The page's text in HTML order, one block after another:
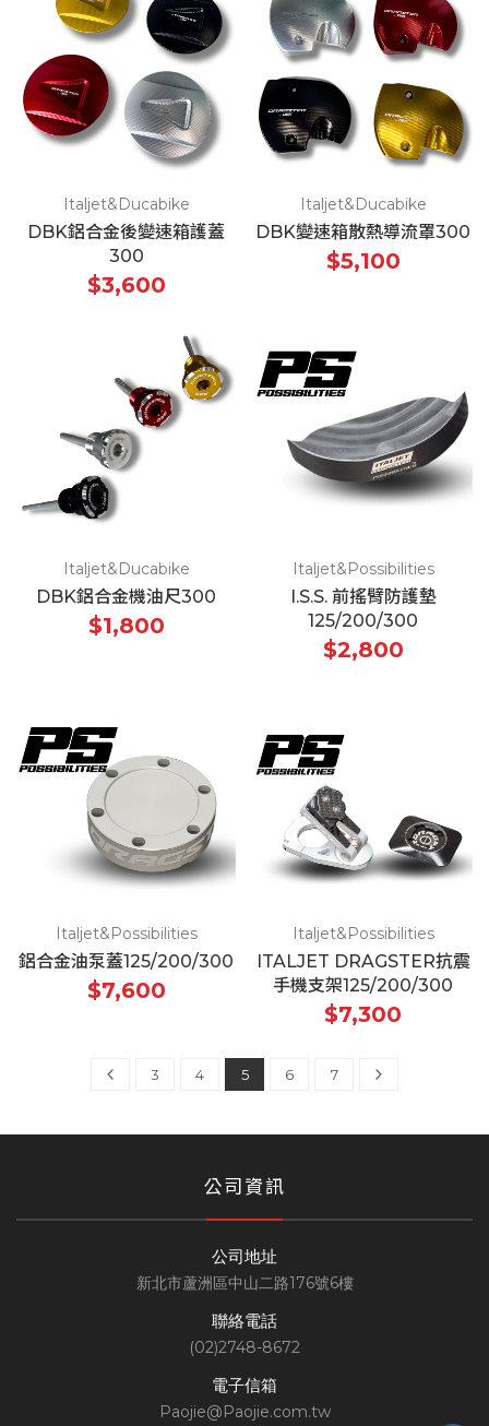
Italjet&Ducabike
DBK鋁合金後變速箱護蓋
300
$3,600
Italjet&Ducabike
DBK變速箱散熱導流罩300
$5,100
Italjet&Ducabike
DBK鋁合金機油尺300
$1,800
Italjet&Possibilities
I.S.S. 前搖臂防護墊
125/200/300
$2,800
Italjet&Possibilities
鋁合金油泵蓋125/200/300
$7,600
Italjet&Possibilities
ITALJET DRAGSTER抗震
手機支架125/200/300
$7,300
3 4 5 6 7
公司資訊
公司地址
新北市蘆洲區中山二路176號6樓
聯絡電話
(02)2748-8672
電子信箱
Paojie@Paojie.com.tw